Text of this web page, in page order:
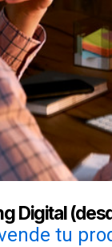
Digital
tu